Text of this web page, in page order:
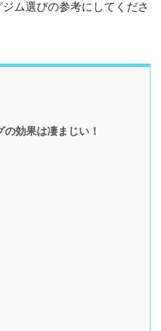
ム選びの参考にしてくださ
効果は凄まじい！